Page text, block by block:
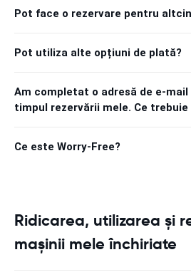
Pot face o rezervare pentru
Pot utiliza alte opțiuni de plată?
Am completat o adresă de e-
timpul rezervării mele. Ce trebuie
Ce este Worry-Free?
Ridicarea, utilizarea și
mașinii mele închiriate